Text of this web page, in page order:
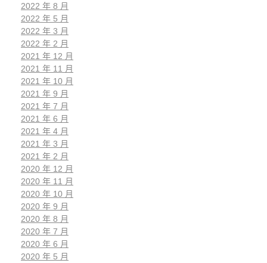
2022 年 8 月
2022 年 5 月
2022 年 3 月
2022 年 2 月
2021 年 12 月
2021 年 11 月
2021 年 10 月
2021 年 9 月
2021 年 7 月
2021 年 6 月
2021 年 4 月
2021 年 3 月
2021 年 2 月
2020 年 12 月
2020 年 11 月
2020 年 10 月
2020 年 9 月
2020 年 8 月
2020 年 7 月
2020 年 6 月
2020 年 5 月